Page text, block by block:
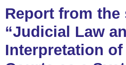
Report from the
“Judicial Law
Interpretation